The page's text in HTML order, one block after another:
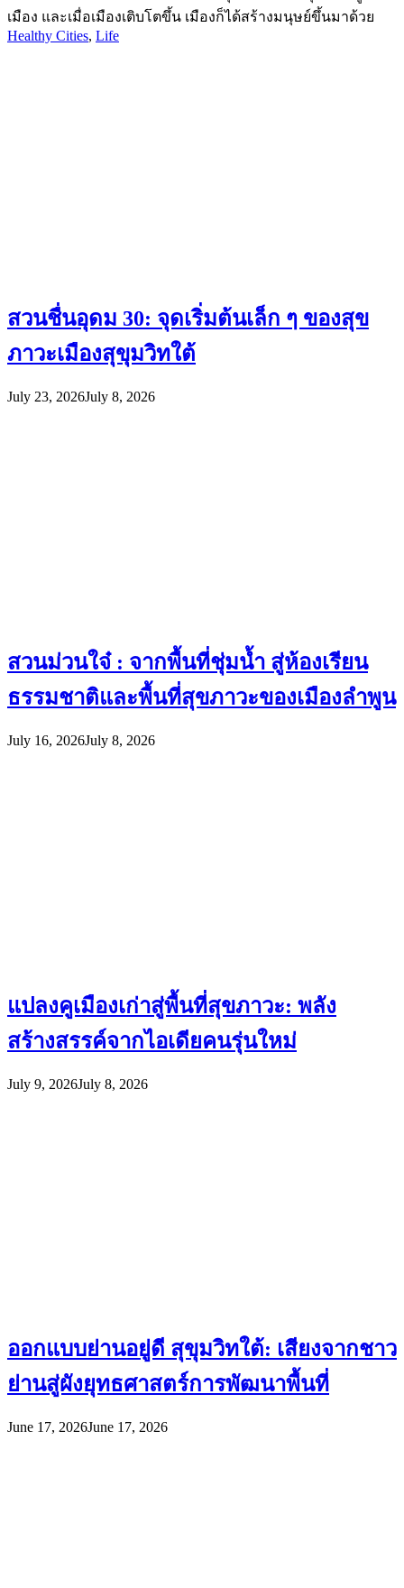
เมือง และเมื่อเมืองเติบโตขึ้น เมืองก็ได้สร้างมนุษย์ขึ้นมาด้วย
Healthy Cities, Life
สวนชื่นอุดม 30: จุดเริ่มต้นเล็ก ๆ ของสุข
ภาวะเมืองสุขุมวิทใต้
July 23, 2026July 8, 2026
สวนม่วนใจ๋ : จากพื้นที่ชุ่มน้ำ สู่ห้องเรียน
ธรรมชาติและพื้นที่สุขภาวะของเมืองลำพูน
July 16, 2026July 8, 2026
แปลงคูเมืองเก่าสู่พื้นที่สุขภาวะ: พลัง
สร้างสรรค์จากไอเดียคนรุ่นใหม่
July 9, 2026July 8, 2026
ออกแบบย่านอยู่ดี สุขุมวิทใต้: เสียงจากชาว
ย่านสู่ผังยุทธศาสตร์การพัฒนาพื้นที่
June 17, 2026June 17, 2026